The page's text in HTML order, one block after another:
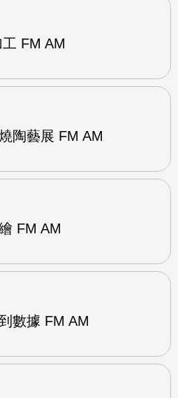
FM AM
陶藝展 FM AM
FM AM
數據 FM AM